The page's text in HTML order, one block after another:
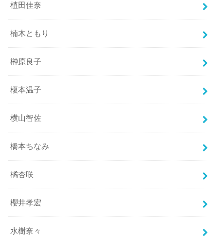
植田佳奈
楠木ともり
榊原良子
榎本温子
横山智佐
橋本ちなみ
橘杏咲
櫻井孝宏
水樹奈々